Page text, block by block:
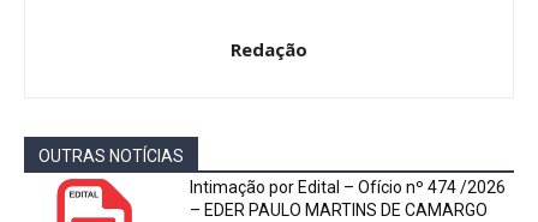
Redação
OUTRAS NOTÍCIAS
Intimação por Edital – Ofício nº 474 /2026
– EDER PAULO MARTINS DE CAMARGO